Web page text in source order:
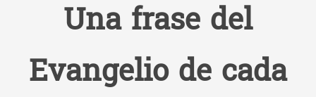
Una frase del
Evangelio de cada